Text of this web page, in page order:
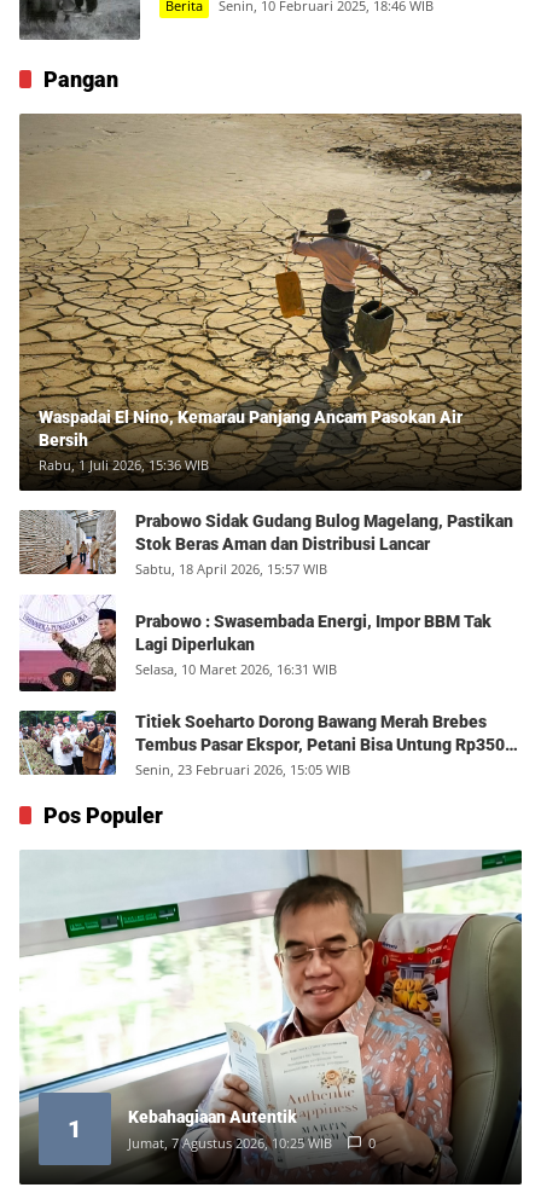
Berita Senin, 10 Februari 2025, 18:46 WIB
Pangan
Waspadai El Nino, Kemarau Panjang Ancam Pasokan Air
Bersih
Rabu, 1 Juli 2026, 15:36 WIB
Prabowo Sidak Gudang Bulog Magelang, Pastikan
Stok Beras Aman dan Distribusi Lancar
Sabtu, 18 April 2026, 15:57 WIB
Prabowo : Swasembada Energi, Impor BBM Tak
Lagi Diperlukan
Selasa, 10 Maret 2026, 16:31 WIB
Titiek Soeharto Dorong Bawang Merah Brebes
Tembus Pasar Ekspor, Petani Bisa Untung Rp350
Juta per Hektare
Senin, 23 Februari 2026, 15:05 WIB
Pos Populer
1 Kebahagiaan Autentik
Jumat, 7 Agustus 2026, 10:25 WIB 0